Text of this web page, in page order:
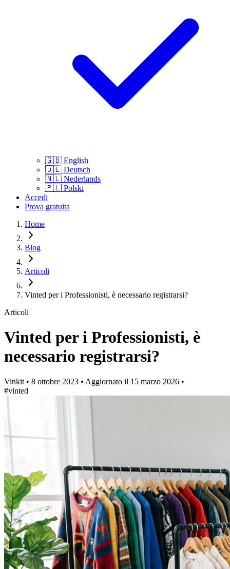
🇬🇧 English
🇩🇪 Deutsch
🇳🇱 Nederlands
🇵🇱 Polski
Accedi
Prova gratuita
Home
Blog
Articoli
Vinted per i Professionisti, è necessario registrarsi?
Articoli
Vinted per i Professionisti, è
necessario registrarsi?
Vinkit • 8 ottobre 2023 • Aggiornato il 15 marzo 2026 •
#vinted